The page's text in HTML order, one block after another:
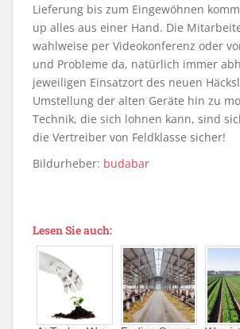
Lieferung bis zum Eingewöhnen
up alles aus einer Hand. Die
wahlweise per Videokonferenz oder
und Probleme da, natürlich immer
jeweiligen Einsatzort des neuen
Umstellung der alten Geräte hin zu
Technik, die sich lohnen kann, sind
die Vertreiber von Feldklasse sicher!
Bildurheber: budabar
Lesen Sie auch: